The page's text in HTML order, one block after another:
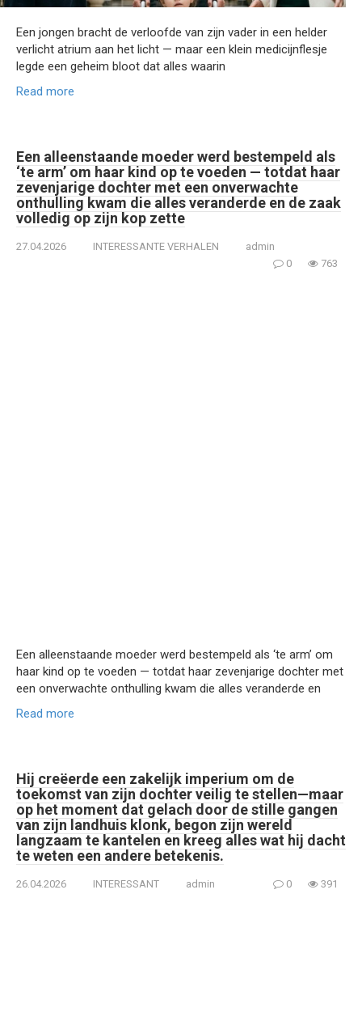
Een jongen bracht de verloofde van zijn vader in een helder
verlicht atrium aan het licht — maar een klein medicijnflesje
legde een geheim bloot dat alles waarin
Read more
Een alleenstaande moeder werd bestempeld als
‘te arm’ om haar kind op te voeden — totdat haar
zevenjarige dochter met een onverwachte
onthulling kwam die alles veranderde en de zaak
volledig op zijn kop zette
27.04.2026 INTERESSANTE VERHALEN
admin
0
763
Een alleenstaande moeder werd bestempeld als ‘te arm’ om
haar kind op te voeden — totdat haar zevenjarige dochter met
een onverwachte onthulling kwam die alles veranderde en
Read more
Hij creëerde een zakelijk imperium om de
toekomst van zijn dochter veilig te stellen—maar
op het moment dat gelach door de stille gangen
van zijn landhuis klonk, begon zijn wereld
langzaam te kantelen en kreeg alles wat hij dacht
te weten een andere betekenis.
26.04.2026 INTERESSANT admin 0 391